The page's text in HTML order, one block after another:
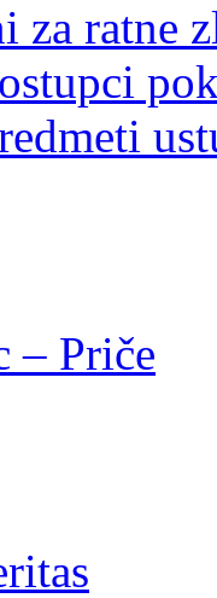
za ratne
– Priče